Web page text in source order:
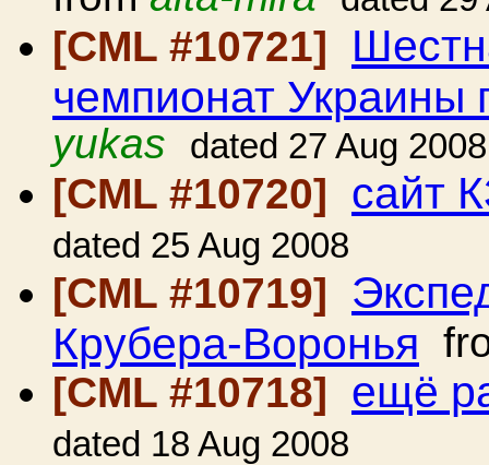
[CML #10721]
чемпионат Украины
yukas
dated 27 Aug 2008
[CML #10720] сайт
dated 25 Aug 2008
[CML #10719]
Крубера-Воронья
[CML #10718] ещё
dated 18 Aug 2008